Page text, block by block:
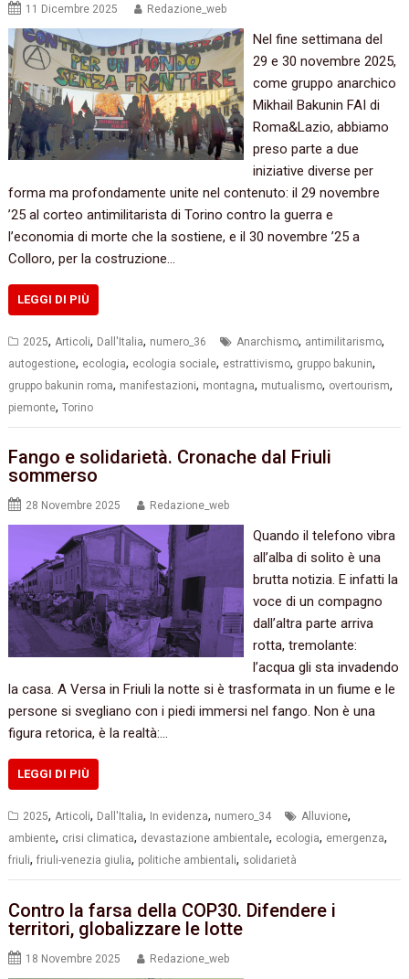
11 Dicembre 2025 Redazione_web
Nel fine settimana del
29 e 30 novembre 2025,
come gruppo anarchico
Mikhail Bakunin FAI di
Roma&Lazio, abbiamo
preso parte a due
iniziative diverse per
forma ma profondamente unite nel contenuto: il 29 novembre
’25 al corteo antimilitarista di Torino contro la guerra e
l’economia di morte che la sostiene, e il 30 novembre ’25 a
Colloro, per la costruzione…
LEGGI DI PIÙ
2025, Articoli, Dall'Italia, numero_36 Anarchismo, antimilitarismo,
autogestione, ecologia, ecologia sociale, estrattivismo, gruppo bakunin,
gruppo bakunin roma, manifestazioni, montagna, mutualismo, overtourism,
piemonte,Torino
Fango e solidarietà. Cronache dal Friuli
sommerso
28 Novembre 2025 Redazione_web
Quando il telefono vibra
all’alba di solito è una
brutta notizia. E infatti la
voce di un compagno
dall’altra parte arriva
rotta, tremolante:
l’acqua gli sta invadendo
la casa. A Versa in Friuli la notte si è trasformata in un fiume e le
persone si svegliano con i piedi immersi nel fango. Non è una
figura retorica, è la realtà:…
LEGGI DI PIÙ
2025,Articoli, Dall'Italia, In evidenza, numero_34 Alluvione,
ambiente, crisi climatica, devastazione ambientale, ecologia, emergenza,
friuli,friuli-venezia giulia, politiche ambientali, solidarietà
Contro la farsa della COP30. Difendere i
territori, globalizzare le lotte
18 Novembre 2025 Redazione_web